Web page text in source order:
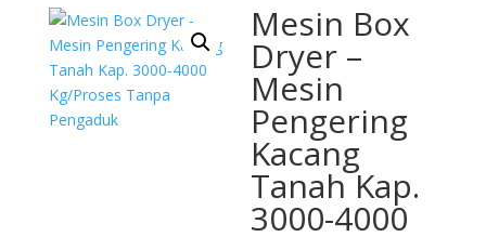
Mesin Box
Dryer –
Mesin
Pengering
Kacang
Tanah Kap.
3000-4000